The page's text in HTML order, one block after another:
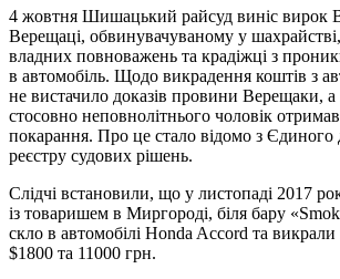
4 жовтня Шишацький райсуд виніс вирок
Верещаці, обвинувачуваному у
владних повноважень та крадіжці з
в автомобіль. Щодо викрадення коштів з
не вистачило доказів провини Верещаки, а
стосовно неповнолітнього чоловік
покарання. Про це стало відомо з Єдиного
реєстру судових рішень.
Слідчі встановили, що у листопаді 2017
із товаришем в Миргороді, біля бару
скло в автомобілі Honda Accord та викрали
$1800 та 11000 грн.